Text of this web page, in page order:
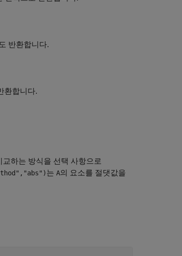
반환합니다.
환합니다.
하는 방식을 선택 사항으로
는 A의 요소를 절댓값을